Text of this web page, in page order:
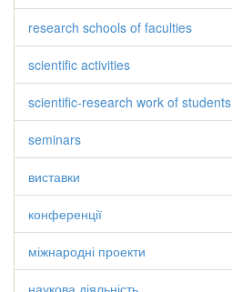
research schools of faculties
scientific activities
scientific-research work of students
seminars
виставки
конференції
міжнародні проекти
наукова діяльність